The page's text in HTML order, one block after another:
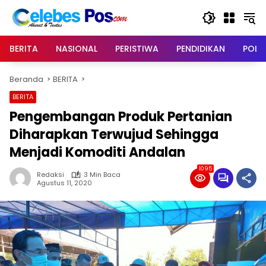
Langsung
konten
BERITA
NASIONAL PERISTIWA PENDIDIKAN
Beranda BERITA
BERITA
Pengembangan Produk Pertanian
Diharapkan Terwujud Sehingga
Menjadi Komoditi Andalan
Redaksi
3 Min Baca
Agustus 11, 2020
1095